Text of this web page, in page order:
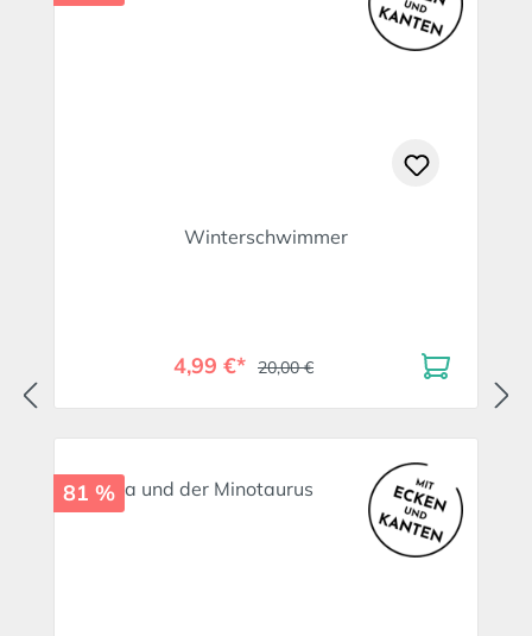
Winterschwimmer
4,99 €* 20,00 €
81 %